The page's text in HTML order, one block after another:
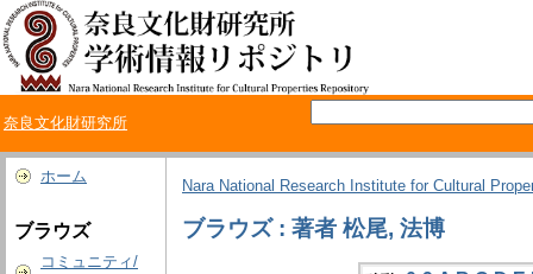
奈良文化財研究所
ホーム
ブラウズ
コミュニティ/
Nara National Research Institute for Cultural
ブラウズ : 著者 松尾, 法博